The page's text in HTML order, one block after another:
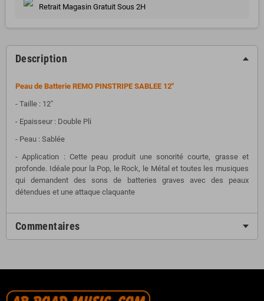
Retrait Magasin Gratuit Sous 2H
Description
Peau de Batterie REMO PINSTRIPE SABLEE 12"
- Taille : 12"
- Epaisseur : Double Pli
- Peau : Sablée
- Application : Cette peau produit une sonorité courte, grasse et
profonde. Idéale pour la Pop, le Rock, le Métal et toutes les musiques
qui demandent des sons de batteries graves avec des peaux
détendues et une attaque claquante
Commentaires